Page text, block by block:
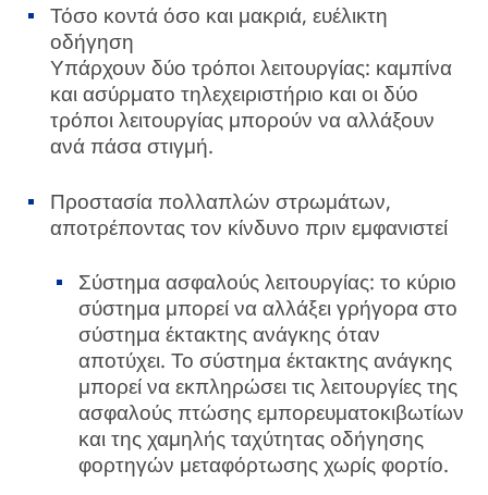
Τόσο κοντά όσο και μακριά, ευέλικτη
οδήγηση
Υπάρχουν δύο τρόποι λειτουργίας: καμπίνα
και ασύρματο τηλεχειριστήριο και οι δύο
τρόποι λειτουργίας μπορούν να αλλάξουν
ανά πάσα στιγμή.
Προστασία πολλαπλών στρωμάτων,
αποτρέποντας τον κίνδυνο πριν εμφανιστεί
Σύστημα ασφαλούς λειτουργίας: το κύριο
σύστημα μπορεί να αλλάξει γρήγορα στο
σύστημα έκτακτης ανάγκης όταν
αποτύχει. Το σύστημα έκτακτης ανάγκης
μπορεί να εκπληρώσει τις λειτουργίες της
ασφαλούς πτώσης εμπορευματοκιβωτίων
και της χαμηλής ταχύτητας οδήγησης
φορτηγών μεταφόρτωσης χωρίς φορτίο.